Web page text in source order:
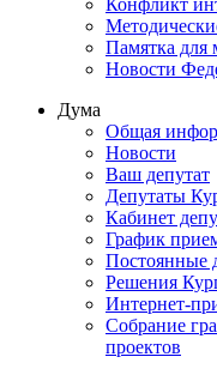
Памятка
Новости
Дума
Общая
Новости
Ваш депутат
Депутаты
Кабинет
График
Постоянные
Решения
Интернет-
Собрание
проектов